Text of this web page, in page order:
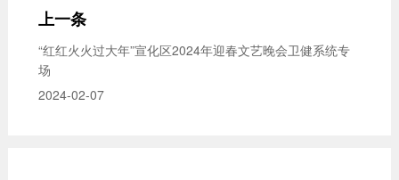
上一条
“红红火火过大年”宣化区2024年迎春文艺晚会卫健系统专
场
2024-02-07